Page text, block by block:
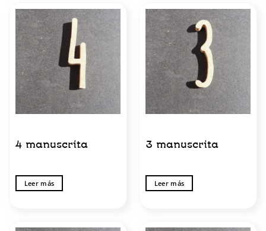
4 manuscrita
Leer más
3 manuscrita
Leer más